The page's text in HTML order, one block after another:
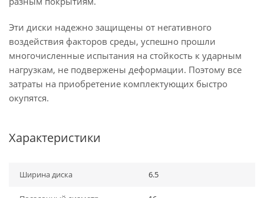
Эти диски надежно защищены от негативного
воздействия факторов среды, успешно прошли
многочисленные испытания на стойкость к ударным
нагрузкам, не подвержены деформации. Поэтому все
затраты на приобретение комплектующих быстро
окупятся.
Характеристики
Ширина диска 6.5